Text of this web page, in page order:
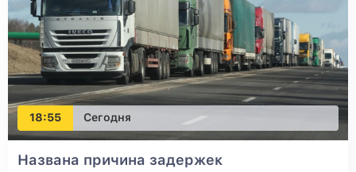
18:55 Сегодня
Названа причина задержек